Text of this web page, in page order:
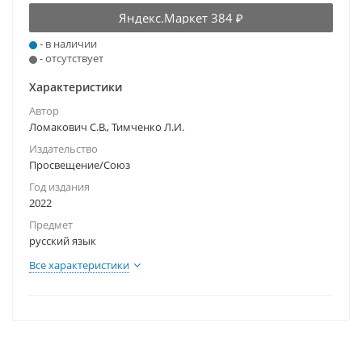
Яндекс.Маркет 384 ₽
- в наличии
- отсутствует
Характеристики
Автор
Ломакович С.В., Тимченко Л.И.
Издательство
Просвещение/Союз
Год издания
2022
Предмет
русский язык
Все характеристики